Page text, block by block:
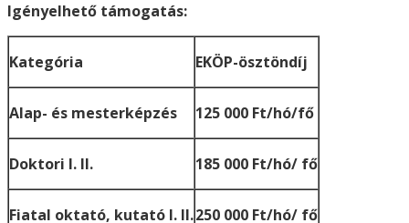
Igényelhető támogatás:
Kategória EKÖP-ösztöndíj
Alap- és mesterképzés 125 000 Ft/hó/fő
Doktori I. II. 185 000 Ft/hó/ fő
Fiatal oktató, kutató I. II.250 000 Ft/hó/ fő